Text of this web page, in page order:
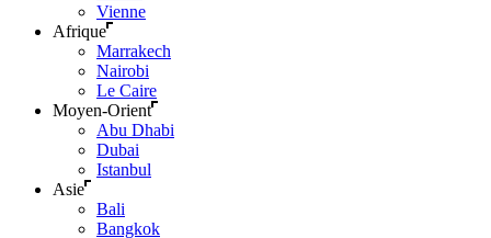
Vienne
Afrique
Marrakech
Nairobi
Le Caire
Moyen-Orient
Abu Dhabi
Dubai
Istanbul
Asie
Bali
Bangkok